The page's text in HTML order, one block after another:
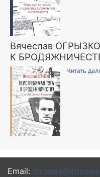
Вячеслав
К
Читать
Email: